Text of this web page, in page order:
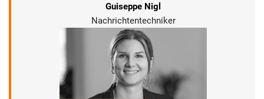
Guiseppe Nigl
Nachrichtentechniker